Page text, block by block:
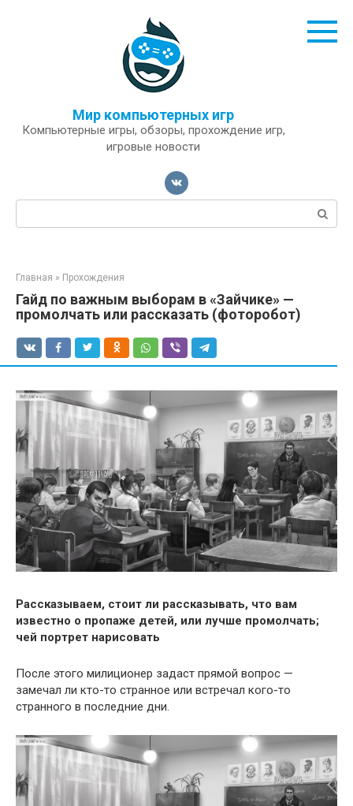
Мир компьютерных игр
Компьютерные игры, обзоры, прохождение игр,
игровые новости
Поиск:
Главная » Прохождения
Гайд по важным выборам в «Зайчике» —
промолчать или рассказать (фоторобот)
Рассказываем, стоит ли рассказывать, что вам
известно о пропаже детей, или лучше промолчать;
чей портрет нарисовать
После этого милиционер задаст прямой вопрос —
замечал ли кто-то странное или встречал кого-то
странного в последние дни.